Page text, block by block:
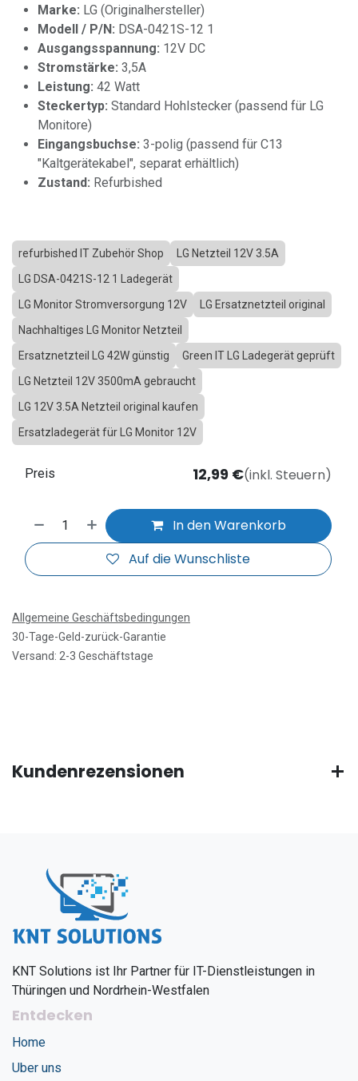
Marke: LG (Originalhersteller)
Modell / P/N: DSA-0421S-12 1
Ausgangsspannung: 12V DC
Stromstärke: 3,5A
Leistung: 42 Watt
Steckertyp: Standard Hohlstecker (passend für LG
Monitore)
Eingangsbuchse: 3-polig (passend für C13
"Kaltgerätekabel", separat erhältlich)
Zustand: Refurbished
refurbished IT Zubehör Shop
LG Netzteil 12V 3.5A
LG DSA-0421S-12 1 Ladegerät
LG Monitor Stromversorgung 12V
LG Ersatznetzteil original
Nachhaltiges LG Monitor Netzteil
Ersatznetzteil LG 42W günstig
Green IT LG Ladegerät geprüft
LG Netzteil 12V 3500mA gebraucht
LG 12V 3.5A Netzteil original kaufen
Ersatzladegerät für LG Monitor 12V
In den Warenkorb
Auf die Wunschliste
Preis 12,99 €(inkl. Steuern)
Allgemeine Geschäftsbedingungen
30-Tage-Geld-zurück-Garantie
Versand: 2-3 Geschäftstage
Kundenrezensionen
KNT Solutions ist Ihr Partner für IT-Dienstleistungen in
Thüringen und Nordrhein-Westfalen
Entdecken
Home
Uber uns